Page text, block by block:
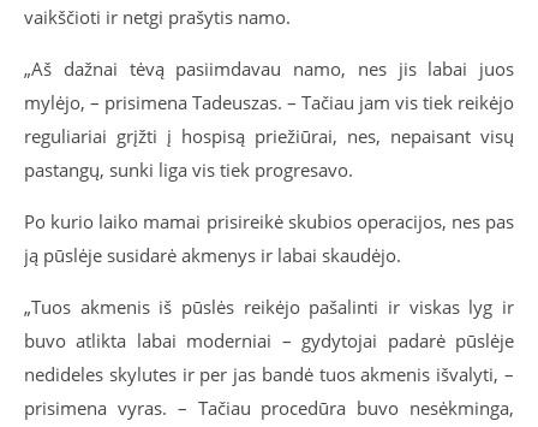
vaikščioti ir netgi prašytis namo.
„Aš dažnai tėvą pasiimdavau namo, nes jis labai juos
mylėjo, – prisimena Tadeuszas. – Tačiau jam vis tiek reikėjo
reguliariai grįžti į hospisą priežiūrai, nes, nepaisant visų
pastangų, sunki liga vis tiek progresavo.
Po kurio laiko mamai prisireikė skubios operacijos, nes pas
ją pūslėje susidarė akmenys ir labai skaudėjo.
„Tuos akmenis iš pūslės reikėjo pašalinti ir viskas lyg ir
buvo atlikta labai moderniai – gydytojai padarė pūslėje
nedideles skylutes ir per jas bandė tuos akmenis išvalyti, –
prisimena vyras. – Tačiau procedūra buvo nesėkminga,